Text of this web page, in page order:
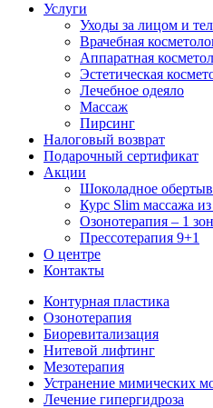
Услуги
Уходы за лицом и
Врачебная
Аппаратная
Эстетическая
Лечебное одеяло
Массаж
Пирсинг
Налоговый возврат
Подарочный сертификат
Акции
Шоколадное
Курс Slim массажа
Озонотерапия – 1
Прессотерапия 9+1
О центре
Контакты
Контурная пластика
Озонотерапия
Биоревитализация
Нитевой лифтинг
Мезотерапия
Устранение мимических
Лечение гипергидроза